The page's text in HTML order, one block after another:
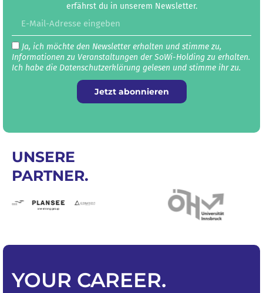
erfährst du in unserem Newsletter.
Ja, ich möchte den Newsletter erhalten und stimme zu,
Informationen zu Veranstaltungen der SoWi-Holding zu erhalten.
Ich habe die Datenschutz­erklärung gelesen und stimme ihr zu.
Jetzt abonnieren
UNSERE
PARTNER.
YOUR CAREER.